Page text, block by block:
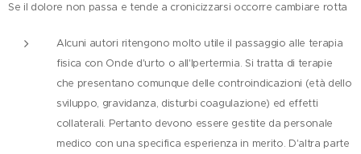
Se il dolore non passa e tende a cronicizzarsi occorre cambiare rotta
Alcuni autori ritengono molto utile il passaggio alle terapia
fisica con Onde d'urto o all'Ipertermia. Si tratta di terapie
che presentano comunque delle controindicazioni (età dello
sviluppo, gravidanza, disturbi coagulazione) ed effetti
collaterali. Pertanto devono essere gestite da personale
medico con una specifica esperienza in merito. D'altra parte